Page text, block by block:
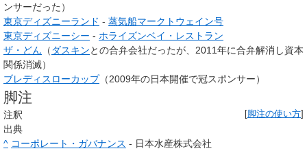
ンサーだった）
東京ディズニーランド - 蒸気船マークトウェイン号
東京ディズニーシー - ホライズンベイ・レストラン
ザ・どん （ ダスキンとの合弁会社だったが、2011年に合弁解消し資本
関係消滅）
ブレディスローカップ（2009年の日本開催で冠スポンサー）
脚注
[脚注の使い方]
注釈
出典
^ コーポレート・ガバナンス - 日本水産株式会社